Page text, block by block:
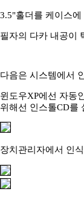
3.5"홀더를 케이스
필자의 다카 내공이
다음은 시스템에서
윈도우XP에선 자동
위해선 인스톨CD를
장치관리자에서 인